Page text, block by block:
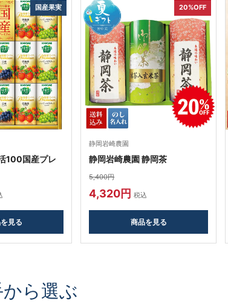
国産果実
100国産プレ
見る
20%OFF
静岡岩崎農園
静岡岩崎農園 静岡茶
5,400円
4,320円税込
商品を見る
ら選ぶ